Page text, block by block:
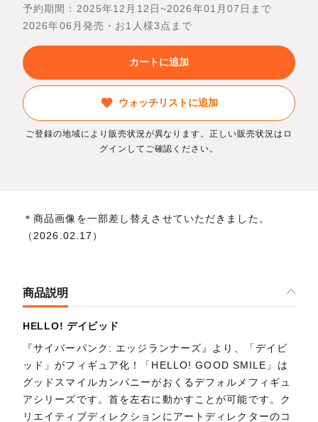
予約期間：2025年12月12日~2026年01月07日まで
2026年06月発売・お1人様3点まで
カートに追加
ウォッチリストに追加
ご登録の地域により販売状況が異なります。正しい販売状況はロ
グインしてご確認ください。
＊商品画像を一部差し替えさせていただきました。
（2026.02.17）
商品説明
HELLO! デイビッド
『サイバーパンク: エッジランナーズ』より、「デイビ
ッド」がフィギュア化！「HELLO! GOOD SMILE」は
グッドスマイルカンパニーがおくるデフォルメフィギュ
アシリーズです。首を左右に動かすことが可能です。ク
リエイティブディレクションにアートディレクターのコ